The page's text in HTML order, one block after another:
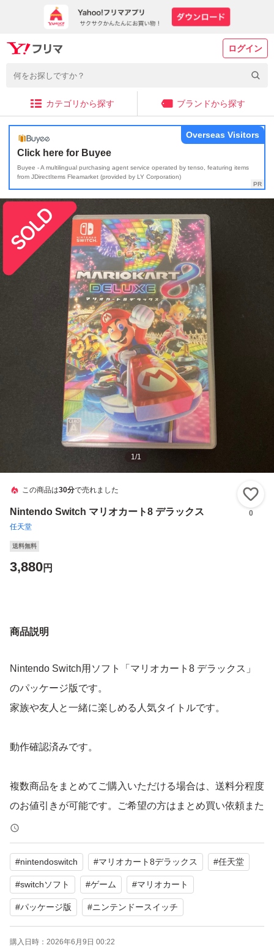
ログイン
カテゴリから探す ブランドから探す
Click here for Buyee
Buyee - A multilingual purchasing agent service operated by tenso, featuring items
from JDirectItems Fleamarket (provided by LY Corporation)
Overseas Visitors
1/1
この商品は30分で売れました
Nintendo Switch マリオカート8 デラックス
任天堂
0
送料無料
3,880円
商品説明
Nintendo Switch用ソフト「マリオカート8 デラックス」
のパッケージ版です。
家族や友人と一緒に楽しめる人気タイトルです。
動作確認済みです。
複数商品をまとめてご購入いただける場合は、送料分程度
のお値引きが可能です。ご希望の方はまとめ買い依頼また
はコメントにてご相談ください。
#nintendoswitch #マリオカート8デラックス #任天堂
#switchソフト #ゲーム #マリオカート
#パッケージ版 #ニンテンドースイッチ
購入日時： 2026年6月9日 00:22